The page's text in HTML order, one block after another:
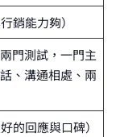
銷能力夠）
門測試，一門主
、溝通相處、兩
的回應與口碑）